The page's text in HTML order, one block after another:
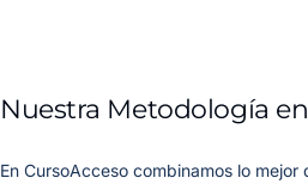
Nuestra Metodología
En CursoAcceso combinamos lo mejor